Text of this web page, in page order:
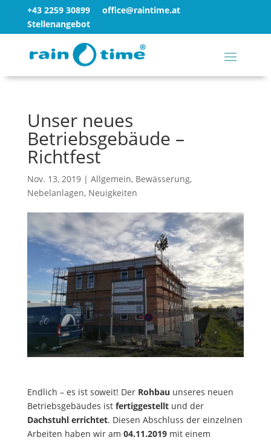
+43 2259 30899
office@raintime.at
Stellenangebot
Unser neues
Betriebsgebäude –
Richtfest
Nov. 13, 2019| Allgemein, Bewässerung,
Nebelanlagen, Neuigkeiten
Endlich – es ist soweit! Der Rohbau unseres neuen
Betriebsgebäudes ist fertiggestelltund der
Dachstuhl errichtet. Diesen Abschluss der einzelnen
Arbeiten haben wir am 04.11.2019mit einem